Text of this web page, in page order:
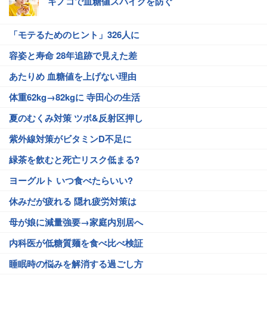
「モテるためのヒント」326人に
容姿と寿命 28年追跡で見えた差
あたりめ 血糖値を上げない理由
体重62kg→82kgに 寺田心の生活
夏のむくみ対策 ツボ&反射区押し
紫外線対策がビタミンD不足に
緑茶を飲むと死亡リスク低まる?
ヨーグルト いつ食べたらいい?
休みだが疲れる 隠れ疲労対策は
母が娘に減量強要→家庭内別居へ
内科医が低糖質麺を食べ比べ検証
睡眠時の悩みを解消する過ごし方